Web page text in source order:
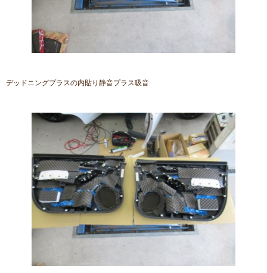
デッドニングプラスの内貼り静音プラス吸音